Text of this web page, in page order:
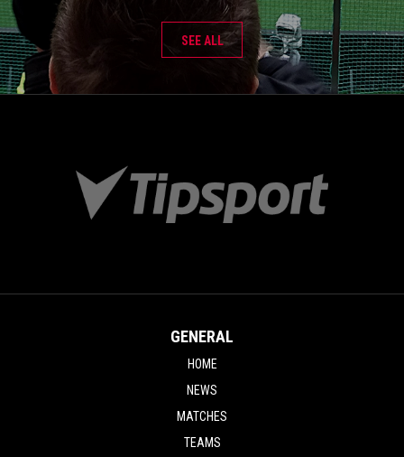
SEE ALL
GENERAL
HOME
NEWS
MATCHES
TEAMS